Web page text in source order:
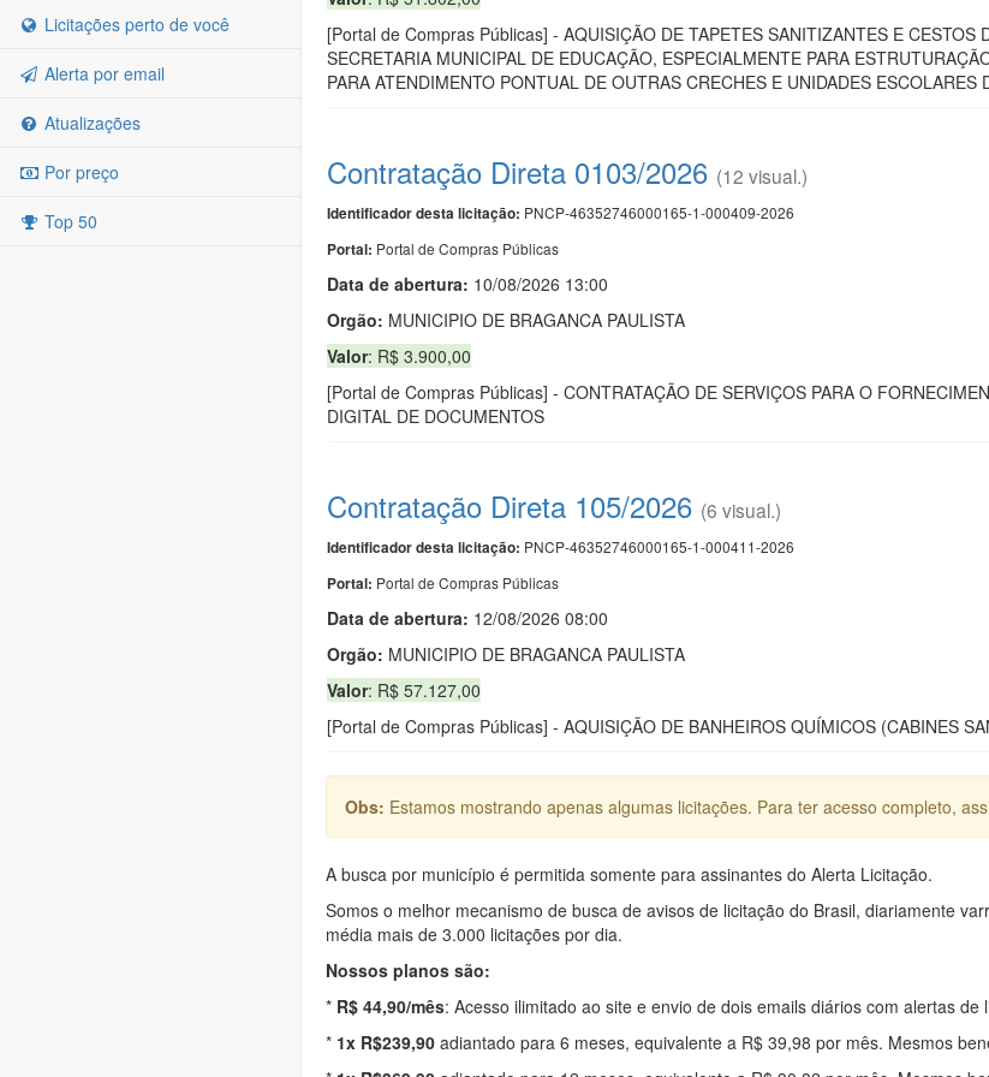
Licitações perto de você
Alerta por email
Atualizações
Por preço
Top 50
[Portal de Compras Públicas] - AQUISIÇÃO DE TAPETES SANITIZANTES E CESTOS
SECRETARIA MUNICIPAL DE EDUCAÇÃO, ESPECIALMENTE PARA
PARA ATENDIMENTO PONTUAL DE OUTRAS CRECHES E UNIDADES ESCOLARES
Contratação Direta 0103/2026 (12 visual.)
Identificador desta licitação: PNCP-46352746000165-1-000409-2026
Portal: Portal de Compras Públicas
Data de abertura: 10/08/2026 13:00
Orgão: MUNICIPIO DE BRAGANCA PAULISTA
Valor: R$ 3.900,00
[Portal de Compras Públicas] - CONTRATAÇÃO DE SERVIÇOS PARA O
DIGITAL DE DOCUMENTOS
Contratação Direta 105/2026 (6 visual.)
Identificador desta licitação: PNCP-46352746000165-1-000411-2026
Portal: Portal de Compras Públicas
Data de abertura: 12/08/2026 08:00
Orgão: MUNICIPIO DE BRAGANCA PAULISTA
Valor: R$ 57.127,00
[Portal de Compras Públicas] - AQUISIÇÃO DE BANHEIROS QUÍMICOS (CABINES
Obs: Estamos mostrando apenas algumas licitações. Para ter acesso completo,
A busca por município é permitida somente para assinantes do Alerta Licitação.
Somos o melhor mecanismo de busca de avisos de licitação do Brasil, diariamente
média mais de 3.000 licitações por dia.
Nossos planos são:
* R$ 44,90/mês: Acesso ilimitado ao site e envio de dois emails diários com alertas
* 1x R$239,90 adiantado para 6 meses, equivalente a R$ 39,98 por mês. Mesmos